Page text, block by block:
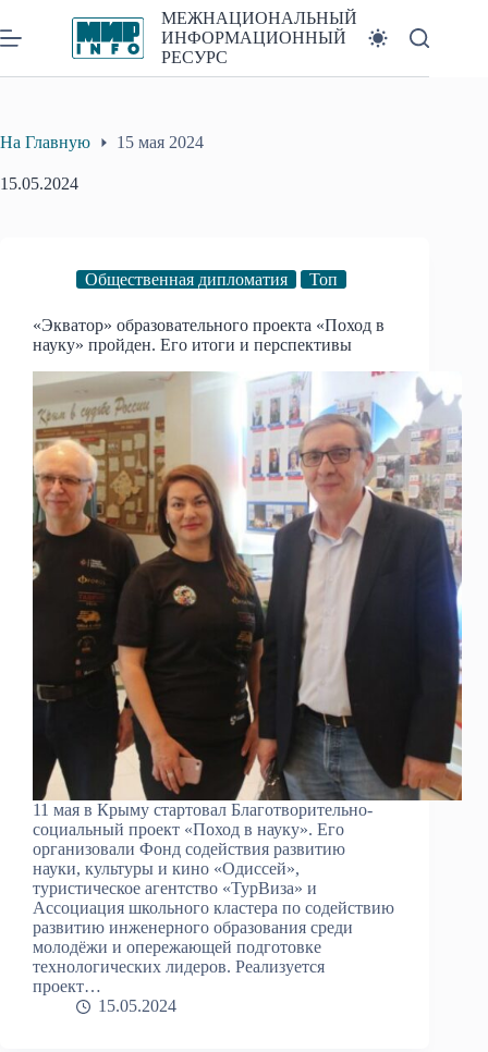
к
сути
МЕЖНАЦИОНАЛЬНЫЙ
ИНФОРМАЦИОННЫЙ
РЕСУРС
На Главную 15 мая 2024
15.05.2024
Общественная дипломатия Топ
«Экватор» образовательного проекта «Поход в
науку» пройден. Его итоги и перспективы
11 мая в Крыму стартовал Благотворительно-
социальный проект «Поход в науку». Его
организовали Фонд содействия развитию
науки, культуры и кино «Одиссей»,
туристическое агентство «ТурВиза» и
Ассоциация школьного кластера по содействию
развитию инженерного образования среди
молодёжи и опережающей подготовке
технологических лидеров. Реализуется
проект…
15.05.2024